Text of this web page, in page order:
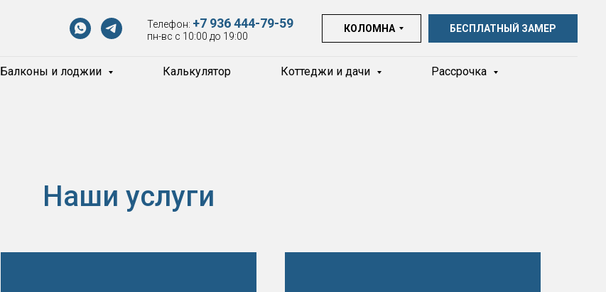
Телефон: +7 936 444-79-59
пн-вс с 10:00 до 19:00
КОЛОМНА БЕСПЛАТНЫЙ ЗАМЕР
Балконы и лоджии Калькулятор Коттеджи и дачи
Рассрочка
Наши услуги